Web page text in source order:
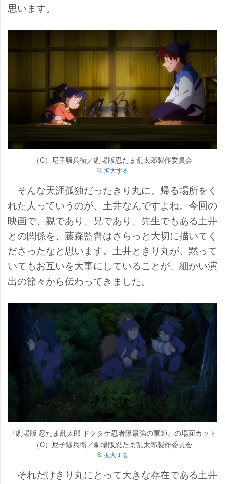
思います。
（C）尼子騒兵衛／劇場版忍たま乱太郎製作委員会
拡大する
そんな天涯孤独だったきり丸に、帰る場所をく
れた人っていうのが、土井なんですよね。今回の
映画で、親であり、兄であり、先生でもある土井
との関係を、藤森監督はさらっと大切に描いてく
ださったなと思います。土井ときり丸が、黙って
いてもお互いを大事にしていることが、細かい演
出の節々から伝わってきました。
『劇場版 忍たま乱太郎 ドクタケ忍者隊最強の軍師』の場面カット
（C）尼子騒兵衛／劇場版忍たま乱太郎製作委員会
拡大する
それだけきり丸にとって大きな存在である土井